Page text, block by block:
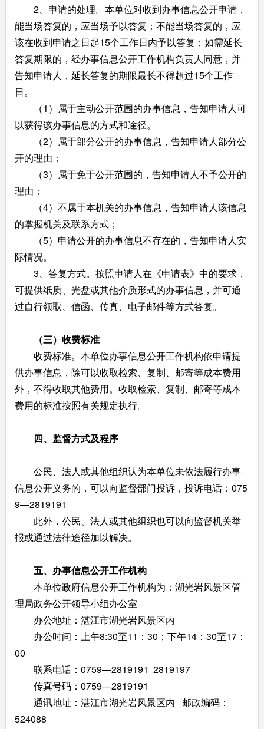
2、申请的处理。本单位对收到办事信息公开申请，
能当场答复的，应当场予以答复；不能当场答复的，应
该在收到申请之日起15个工作日内予以答复；如需延长
答复期限的，经办事信息公开工作机构负责人同意，并
告知申请人，延长答复的期限最长不得超过15个工作
日。
（1）属于主动公开范围的办事信息，告知申请人可
以获得该办事信息的方式和途径。
（2）属于部分公开的办事信息，告知申请人部分公
开的理由；
（3）属于免于公开范围的，告知申请人不予公开的
理由；
（4）不属于本机关的办事信息，告知申请人该信息
的掌握机关及联系方式；
（5）申请公开的办事信息不存在的，告知申请人实
际情况。
3、答复方式。按照申请人在《申请表》中的要求，
可提供纸质、光盘或其他介质形式的办事信息，并可通
过自行领取、信函、传真、电子邮件等方式答复。
（三）收费标准
收费标准。本单位办事信息公开工作机构依申请提
供办事信息，除可以收取检索、复制、邮寄等成本费用
外，不得收取其他费用。收取检索、复制、邮寄等成本
费用的标准按照有关规定执行。
四、监督方式及程序
公民、法人或其他组织认为本单位未依法履行办事
信息公开义务的，可以向监督部门投诉，投诉电话：075
9—2819191
此外，公民、法人或其他组织也可以向监督机关举
报或通过法律途径加以解决。
五、办事信息公开工作机构
本单位政府信息公开工作机构为：湖光岩风景区管
理局政务公开领导小组办公室
办公地址：湛江市湖光岩风景区内
办公时间：上午8:30至11：30；下午14：30至17：
00
联系电话：0759—2819191 2819197
传真号码：0759—2819191
通讯地址：湛江市湖光岩风景区内 邮政编码：
524088